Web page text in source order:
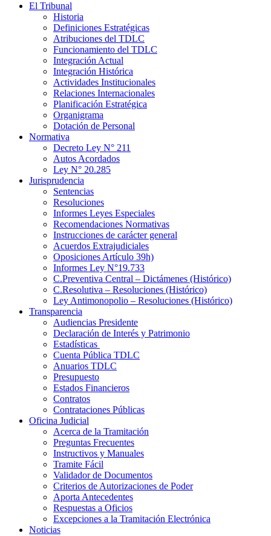
El Tribunal
Historia
Definiciones Estratégicas
Atribuciones del TDLC
Funcionamiento del TDLC
Integración Actual
Integración Histórica
Actividades Institucionales
Relaciones Internacionales
Planificación Estratégica
Organigrama
Dotación de Personal
Normativa
Decreto Ley N° 211
Autos Acordados
Ley N° 20.285
Jurisprudencia
Sentencias
Resoluciones
Informes Leyes Especiales
Recomendaciones Normativas
Instrucciones de carácter general
Acuerdos Extrajudiciales
Oposiciones Artículo 39h)
Informes Ley N°19.733
C.Preventiva Central – Dictámenes (Histórico)
C.Resolutiva – Resoluciones (Histórico)
Ley Antimonopolio – Resoluciones (Histórico)
Transparencia
Audiencias Presidente
Declaración de Interés y Patrimonio
Estadísticas
Cuenta Pública TDLC
Anuarios TDLC
Presupuesto
Estados Financieros
Contratos
Contrataciones Públicas
Oficina Judicial
Acerca de la Tramitación
Preguntas Frecuentes
Instructivos y Manuales
Tramite Fácil
Validador de Documentos
Criterios de Autorizaciones de Poder
Aporta Antecedentes
Respuestas a Oficios
Excepciones a la Tramitación Electrónica
Noticias